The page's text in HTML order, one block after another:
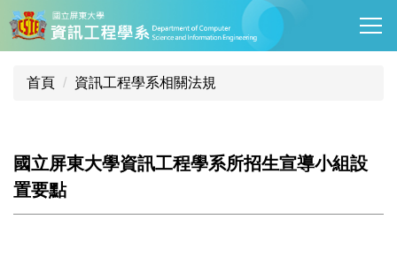
跳
到
主
首頁 資訊工程學系相關法規
國立屏東大學資訊工程學系所招生宣導小組設
置要點